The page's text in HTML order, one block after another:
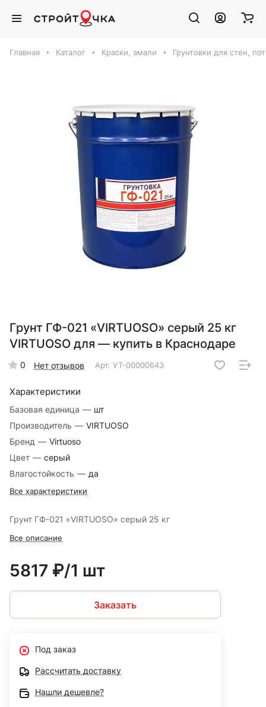
Главная Каталог Краски, эмали Грунтовки для стен,
Грунт ГФ-021 «VIRTUOSO» серый 25 кг
VIRTUOSO для — купить в Краснодаре
0 Нет отзывов Арт. УТ-00000643
Характеристики
Базовая единица — шт
Производитель — VIRTUOSO
Бренд — Virtuoso
Цвет — серый
Влагостойкость — да
Все характеристики
Грунт ГФ-021 «VIRTUOSO» серый 25 кг
Все описание
5817 ₽/1 шт
Заказать
Под заказ
Рассчитать доставку
Нашли дешевле?